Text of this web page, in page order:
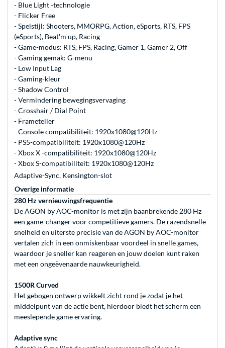
- Blue Light -technologie
- Flicker Free
- Spelstijl: Shooters, MMORPG, Action, eSports, RTS, FPS
(eSports), Beat'm up, Racing
- Game-modus: RTS, FPS, Racing, Gamer 1, Gamer 2, Off
- Gaming gemak: G-menu
- Low Input Lag
- Gaming-kleur
- Shadow Control
- Vermindering bewegingsvervaging
- Crosshair / Dial Point
- Frameteller
- Console compatibiliteit: 1920x1080@120Hz
- PS5-compatibiliteit: 1920x1080@120Hz
- Xbox X -compatibiliteit: 1920x1080@120Hz
- Xbox S-compatibiliteit: 1920x1080@120Hz
Adaptive-Sync, Kensington-slot
Overige informatie
280 Hz vernieuwingsfrequentie
De AGON by AOC-monitor is met zijn baanbrekende 280 Hz
een game-changer voor competitieve gamers. De razendsnelle
snelheid en uiterste precisie van de AGON by AOC-monitor
vertalen zich in een onmiskenbaar voordeel in snelle games,
waardoor je sneller kan reageren en jouw doelen kunt raken
met een ongeëvenaarde nauwkeurigheid.
1500R Curved
Het gebogen ontwerp wikkelt zicht rond je zodat je het
middelpunt van de actie bent, hierdoor biedt het scherm een
meeslepende game ervaring.
Adaptive sync